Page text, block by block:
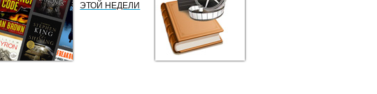
ЭТОЙ НЕДЕЛИ